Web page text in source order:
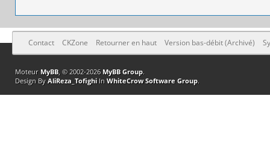
Contact CKZone Retourner en haut Version bas-débit (Archivé)
Moteur MyBB, © 2002-2026 MyBB Group.
Design By AliReza_TofighiIn WhiteCrow Software Group.